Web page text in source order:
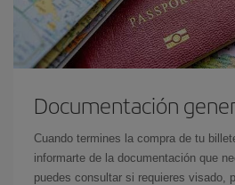
Documentación
Cuando termines la compra de tu
informarte de la documentación que
puedes consultar si requieres visado,